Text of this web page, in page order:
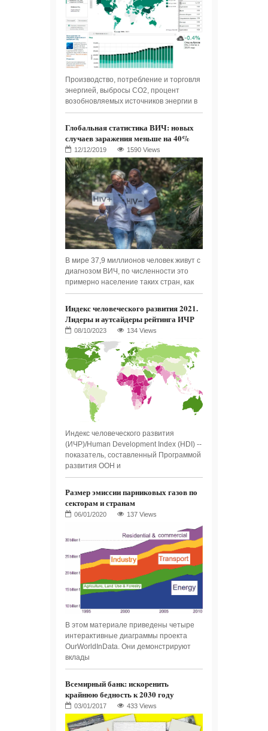
Производство, потребление и торговля
энергией, выбросы СО2, процент
возобновляемых источников энергии в
Глобальная статистика ВИЧ: новых
случаев заражения меньше на 40%
1590 Views
В мире 37,9 миллионов человек живут с
диагнозом ВИЧ, по численности это
примерно население таких стран, как
Индекс человеческого развития 2021.
Лидеры и аутсайдеры рейтинга ИЧР
134 Views
Индекс человеческого развития
(ИЧР)/Human Development Index (HDI) --
показатель, составленный Программой
развития ООН и
Размер эмиссии парниковых газов по
секторам и странам
137 Views
В этом материале приведены четыре
интерактивные диаграммы проекта
OurWorldInData. Они демонстрируют
вклады
Всемирный банк: искоренить
крайнюю бедность к 2030 году
433 Views